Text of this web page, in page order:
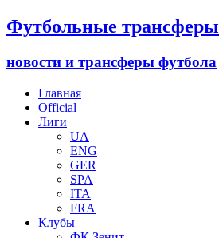
Футбольные трансферы
новости и трансферы футбола
Главная
Official
Лиги
UA
ENG
GER
SPA
ITA
FRA
Клубы